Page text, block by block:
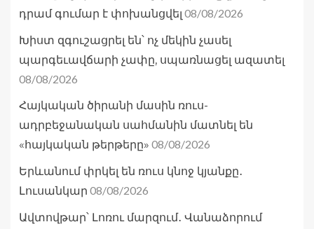
դրամ գումար է փոխանցվել 08/08/2026
Խիստ զգուշացրել են՝ ոչ մեկին չասել
պարգեւավճարի չափը, սպառնացել ազատել
08/08/2026
Հայկական ծիրանի մասին ռուս-
ադրբեջանական սահմանին մատնել են
«հայկական թերթերը» 08/08/2026
Երևանում փրկել են ռուս կնոջ կյանքը․
Լուսանկար 08/08/2026
Ավտովթար՝ Լոռու մարզում․ Վանաձորում